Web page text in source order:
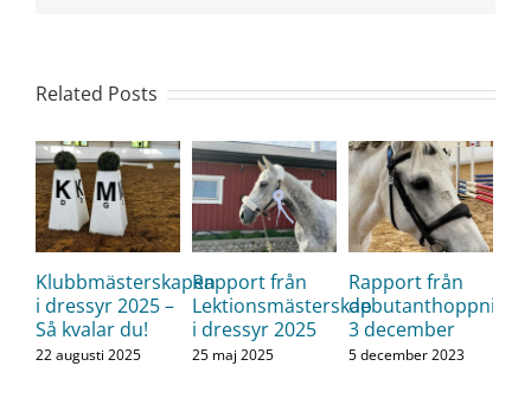
Related Posts
Klubbmästerskapen
i dressyr 2025 –
Så kvalar du!
22 augusti 2025
Rapport från
Lektionsmästerskap
i dressyr 2025
25 maj 2025
Rapport från
debutanthoppning
3 december
5 december 2023